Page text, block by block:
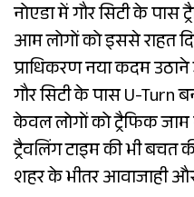
नोएडा में गौर सिटी के
आम लोगों को इससे राहत
प्राधिकरण नया कदम उठाने
गौर सिटी के पास U-Turn
केवल लोगों को ट्रैफिक
ट्रैवलिंग टाइम की भी
शहर के भीतर आवाजाही